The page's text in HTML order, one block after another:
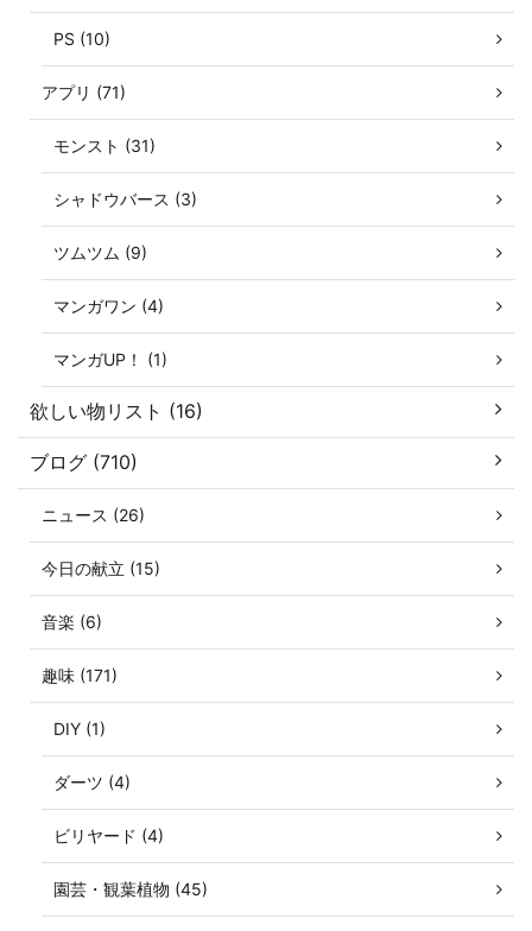
PS (10)
アプリ (71)
モンスト (31)
シャドウバース (3)
ツムツム (9)
マンガワン (4)
マンガUP！ (1)
欲しい物リスト (16)
ブログ (710)
ニュース (26)
今日の献立 (15)
音楽 (6)
趣味 (171)
DIY (1)
ダーツ (4)
ビリヤード (4)
園芸・観葉植物 (45)